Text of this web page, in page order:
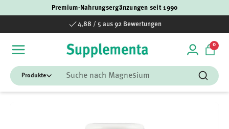
Premium-Nahrungsergänzungen seit 1990
4,88 / 5 aus 92 Bewertungen
Einloggen
00
Suchen
Suchen